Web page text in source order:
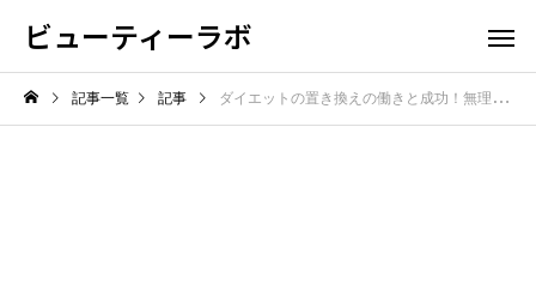
ビューティーラボ
記事一覧 記事 ダイエットの置き換えの働きと成功！無理なくカロリーを抑える秘訣